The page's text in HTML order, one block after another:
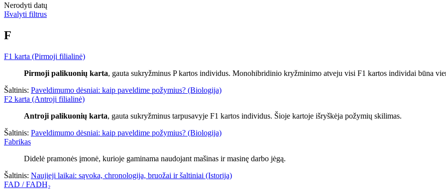
Nerodyti datų
Išvalyti filtrus
F
F1 karta (Pirmoji filialinė)
Pirmoji palikuonių karta, gauta sukryžminus P kartos individus. Monohibridinio kryžminimo atveju visi F1 kartos individai būna
Šaltinis: Paveldimumo dėsniai: kaip paveldime požymius? (Biologija)
F2 karta (Antroji filialinė)
Antroji palikuonių karta, gauta sukryžminus tarpusavyje F1 kartos individus. Šioje kartoje išryškėja požymių skilimas.
Šaltinis: Paveldimumo dėsniai: kaip paveldime požymius? (Biologija)
Fabrikas
Didelė pramonės įmonė, kurioje gaminama naudojant mašinas ir masinę darbo jėgą.
Šaltinis: Naujieji laikai: sąvoka, chronologija, bruožai ir šaltiniai (Istorija)
FAD / FADH₂